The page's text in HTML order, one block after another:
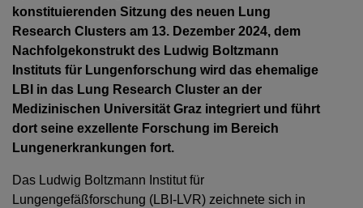
konstituierenden Sitzung des neuen Lung
Research Clusters am 13. Dezember 2024, dem
Nachfolgekonstrukt des Ludwig Boltzmann
Instituts für Lungenforschung wird das ehemalige
LBI in das Lung Research Cluster an der
Medizinischen Universität Graz integriert und führt
dort seine exzellente Forschung im Bereich
Lungenerkrankungen fort.
Das Ludwig Boltzmann Institut für
Lungengefäßforschung (LBI-LVR) zeichnete sich in